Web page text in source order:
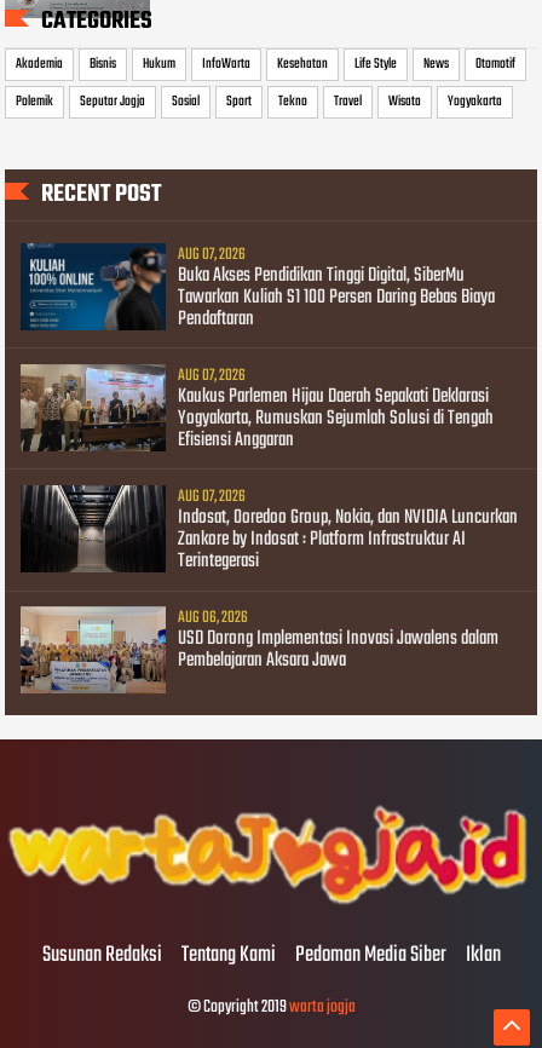
CATEGORIES
Akademia Bisnis Hukum InfoWarta Kesehatan Life Style News
Otomotif
Polemik
Seputar Jogja Sosial Sport Tekno Travel Wisata Yogyakarta
RECENT POST
AUG 07, 2026
Buka Akses Pendidikan Tinggi Digital, SiberMu
Tawarkan Kuliah S1 100 Persen Daring Bebas Biaya
Pendaftaran
AUG 07, 2026
Kaukus Parlemen Hijau Daerah Sepakati Deklarasi
Yogyakarta, Rumuskan Sejumlah Solusi di Tengah
Efisiensi Anggaran
AUG 07, 2026
Indosat, Ooredoo Group, Nokia, dan NVIDIA Luncurkan
Zankore by Indosat : Platform Infrastruktur AI
Terintegerasi
AUG 06, 2026
USD Dorong Implementasi Inovasi Jawalens dalam
Pembelajaran Aksara Jawa
Susunan Redaksi Tentang Kami Pedoman Media Siber Iklan
© Copyright 2019warta jogja